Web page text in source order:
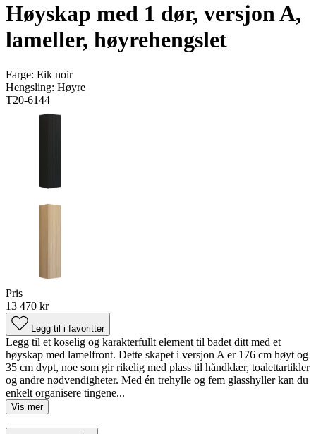
Høyskap med 1 dør, versjon A,
lameller, høyrehengslet
Farge: Eik noir
Hengsling: Høyre
T20-6144
Pris
13 470 kr
Legg til i favoritter
Legg til et koselig og karakterfullt element til badet ditt med et
høyskap med lamelfront. Dette skapet i versjon A er 176 cm høyt og
35 cm dypt, noe som gir rikelig med plass til håndklær, toalettartikler
og andre nødvendigheter. Med én trehylle og fem glasshyller kan du
enkelt organisere tingene...
Vis mer